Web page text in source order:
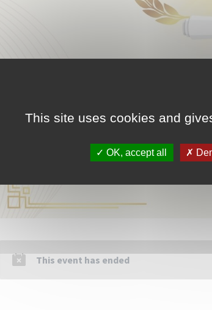
This event has ended
This site uses cookies and
OK, accept all